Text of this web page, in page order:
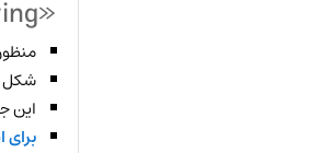
«snawing»
شکل
این